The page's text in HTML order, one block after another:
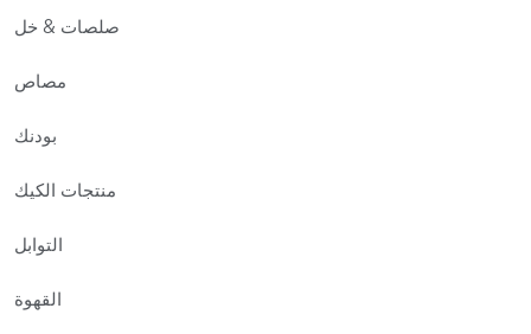
صلصات & خل
مصاص
بودنك
منتجات الكيك
التوابل
القهوة